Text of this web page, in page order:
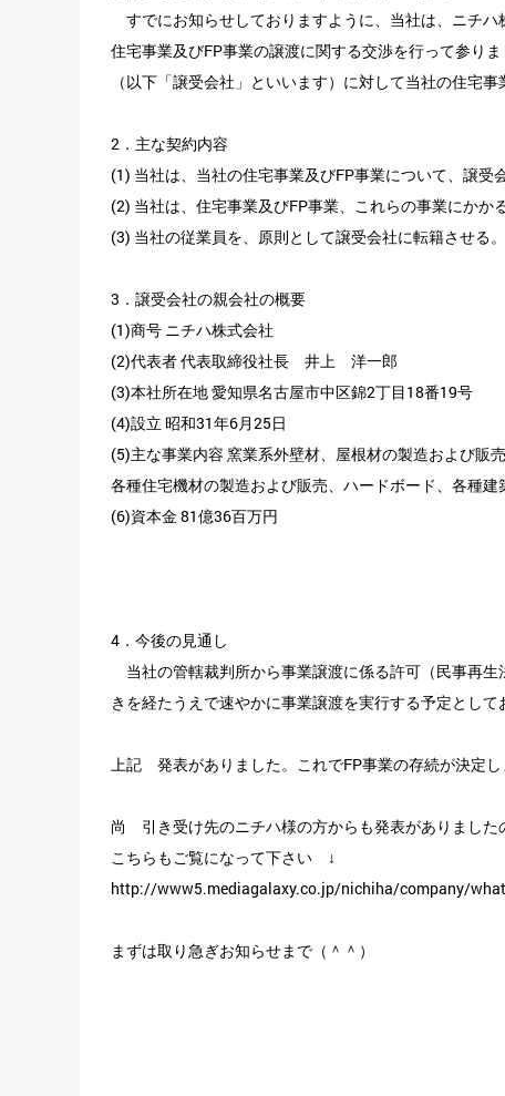
すでにお知らせしておりますように、当社は、ニチ
住宅事業及びFP事業の譲渡に関する交渉を行って参り
（以下「譲受会社」といいます）に対して当社の住宅
2．主な契約内容
(1) 当社は、当社の住宅事業及びFP事業について、譲受
(2) 当社は、住宅事業及びFP事業、これらの事業にかか
(3) 当社の従業員を、原則として譲受会社に転籍させる。
3．譲受会社の親会社の概要
(1)商号 ニチハ株式会社
(2)代表者 代表取締役社長 井上 洋一郎
(3)本社所在地 愛知県名古屋市中区錦2丁目18番19号
(4)設立 昭和31年6月25日
(5)主な事業内容 窯業系外壁材、屋根材の製造および販売
各種住宅機材の製造および販売、ハードボード、各種建
(6)資本金 81億36百万円
4．今後の見通し
当社の管轄裁判所から事業譲渡に係る許可（民事再
きを経たうえで速やかに事業譲渡を実行する予定として
上記 発表がありました。これでFP事業の存続が決定し
尚 引き受け先のニチハ様の方からも発表がありました
こちらもご覧になって下さい ↓
http://www5.mediagalaxy.co.jp/nichiha/company/
まずは取り急ぎお知らせまで（＾＾）